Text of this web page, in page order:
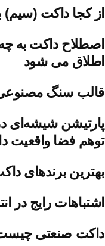
از کجا داکت (سیم)
اصطلاح داکت به
اطلاق می شود
قالب سنگ
پارتیشن شیشه‌ای
توهم فضا واقعیت
بهترین برندهای
اشتباهات رایج در
داکت صنعتی